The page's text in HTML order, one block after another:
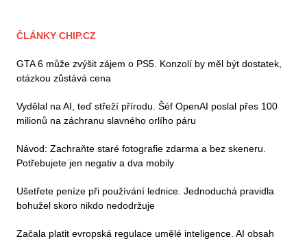
ČLÁNKY CHIP.CZ
GTA 6 může zvýšit zájem o PS5. Konzolí by měl být dostatek,
otázkou zůstává cena
Vydělal na AI, teď střeží přírodu. Šéf OpenAI poslal přes 100
milionů na záchranu slavného orlího páru
Návod: Zachraňte staré fotografie zdarma a bez skeneru.
Potřebujete jen negativ a dva mobily
Ušetřete peníze při používání lednice. Jednoduchá pravidla
bohužel skoro nikdo nedodržuje
Začala platit evropská regulace umělé inteligence. AI obsah